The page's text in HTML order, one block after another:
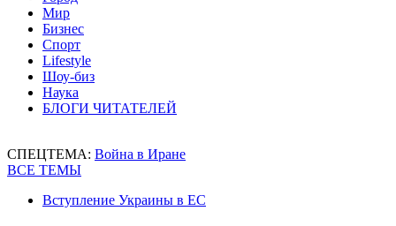
Мир
Бизнес
Спорт
Lifestyle
Шоу-биз
Наука
БЛОГИ ЧИТАТЕЛЕЙ
СПЕЦТЕМА: Война в Иране
ВСЕ ТЕМЫ
Вступление Украины в ЕС